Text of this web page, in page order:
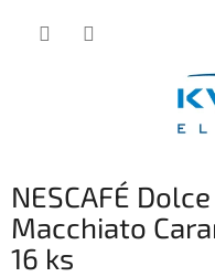
NESCAFÉ
Macchiato
16 ks